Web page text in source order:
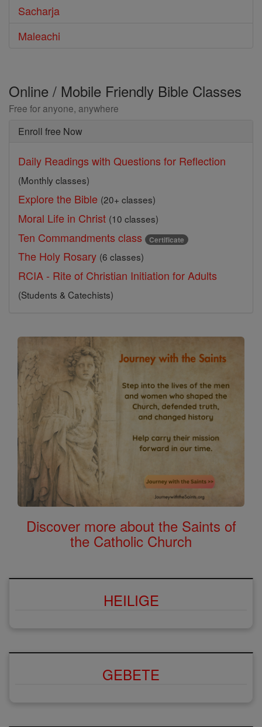
Sacharja
Maleachi
Online / Mobile Friendly Bible Classes
Free for anyone, anywhere
Enroll free Now
Daily Readings with Questions for Reflection
(Monthly classes)
Explore the Bible (20+ classes)
Moral Life in Christ (10 classes)
Ten Commandments class Certificate
The Holy Rosary (6 classes)
RCIA - Rite of Christian Initiation for Adults
(Students & Catechists)
Discover more about the Saints of
the Catholic Church
HEILIGE
GEBETE